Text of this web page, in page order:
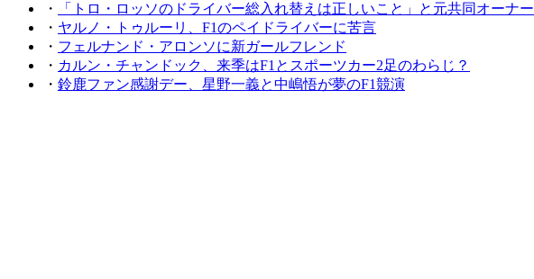
・
「トロ・ロッソのドライバー総入れ替えは正しいこと」と元共同オーナー
・ ヤルノ・トゥルーリ、F1のペイドライバーに苦言
・ フェルナンド・アロンソに新ガールフレンド
・ カルン・チャンドック、来季はF1とスポーツカー2足のわらじ？
・ 鈴鹿ファン感謝デー、星野一義と中嶋悟が夢のF1競演